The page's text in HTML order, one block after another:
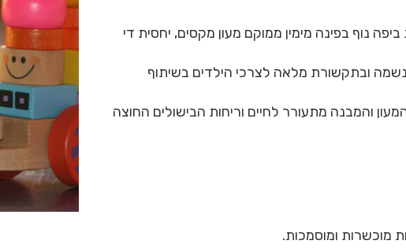
נוף בפינה מימין ממוקם מעון מקסים, יחסית די
ובתקשורת מלאה לצרכי הילדים בשיתוף
והמבנה מתעורר לחיים וריחות הבישולים החוצה
מוכשרות ומוסמכות.